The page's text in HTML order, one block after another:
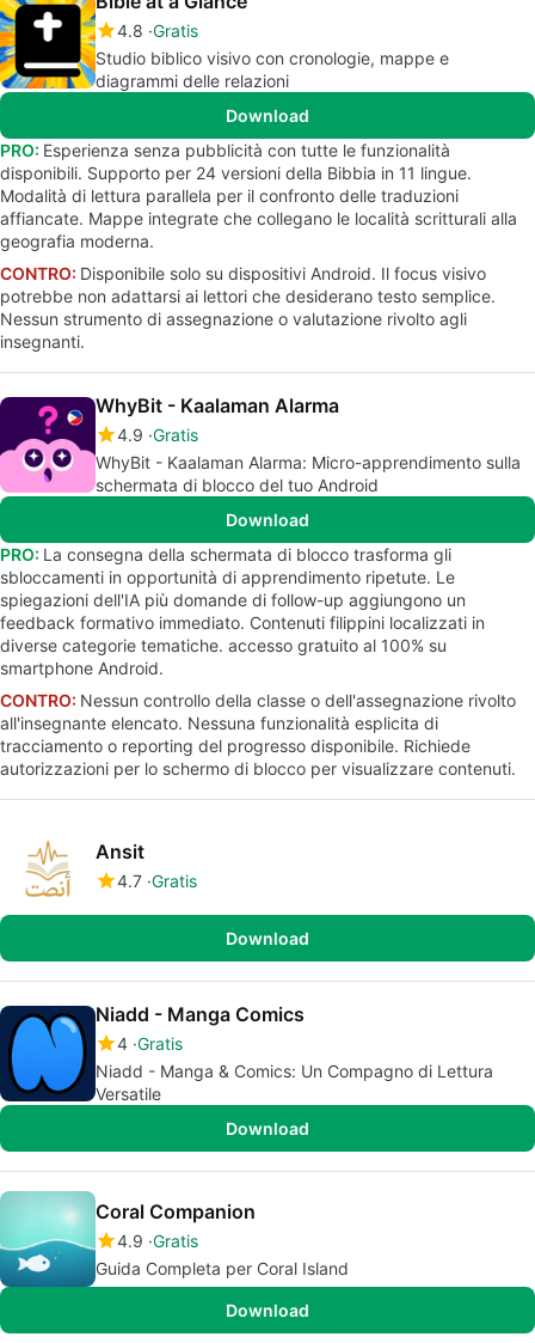
4.8 Gratis
Studio biblico visivo con cronologie, mappe e
diagrammi delle relazioni
Download
PRO: Esperienza senza pubblicità con tutte le funzionalità
disponibili. Supporto per 24 versioni della Bibbia in 11 lingue.
Modalità di lettura parallela per il confronto delle traduzioni
affiancate. Mappe integrate che collegano le località scritturali alla
geografia moderna.
CONTRO: Disponibile solo su dispositivi Android. Il focus visivo
potrebbe non adattarsi ai lettori che desiderano testo semplice.
Nessun strumento di assegnazione o valutazione rivolto agli
insegnanti.
WhyBit - Kaalaman Alarma
4.9 Gratis
WhyBit - Kaalaman Alarma: Micro-apprendimento sulla
schermata di blocco del tuo Android
Download
PRO: La consegna della schermata di blocco trasforma gli
sbloccamenti in opportunità di apprendimento ripetute. Le
spiegazioni dell'IA più domande di follow-up aggiungono un
feedback formativo immediato. Contenuti filippini localizzati in
diverse categorie tematiche. accesso gratuito al 100% su
smartphone Android.
CONTRO: Nessun controllo della classe o dell'assegnazione rivolto
all'insegnante elencato. Nessuna funzionalità esplicita di
tracciamento o reporting del progresso disponibile. Richiede
autorizzazioni per lo schermo di blocco per visualizzare contenuti.
Ansit
4.7 Gratis
Download
Niadd - Manga Comics
4 Gratis
Niadd - Manga & Comics: Un Compagno di Lettura
Versatile
Download
Coral Companion
4.9 Gratis
Guida Completa per Coral Island
Download